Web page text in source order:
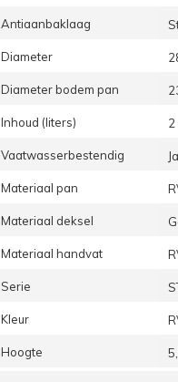
Antiaanbaklaag
Diameter
Diameter bodem pan
Inhoud (liters) 2
Vaatwasserbestendig Ja
Materiaal pan
Materiaal deksel
Materiaal handvat
Serie
Kleur
Hoogte